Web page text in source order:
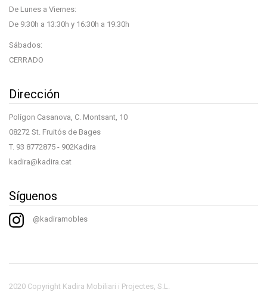
De Lunes a Viernes:
De 9:30h a 13:30h y 16:30h a 19:30h
Sábados:
CERRADO
Dirección
Polígon Casanova, C. Montsant, 10
08272 St. Fruitós de Bages
T. 93 8772875 - 902Kadira
kadira@kadira.cat
Síguenos
@kadiramobles
2020 Copyright Kadira Mobiliari i Projectes, S.L.